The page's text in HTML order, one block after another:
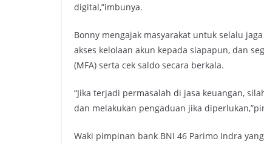
digital,”imbunya.
Bonny mengajak masyarakat untuk selalu
akses kelolaan akun kepada siapapun, dan
(MFA) serta cek saldo secara berkala.
“Jika terjadi permasalah di jasa keuangan,
dan melakukan pengaduan jika
Waki pimpinan bank BNI 46 Parimo Indra